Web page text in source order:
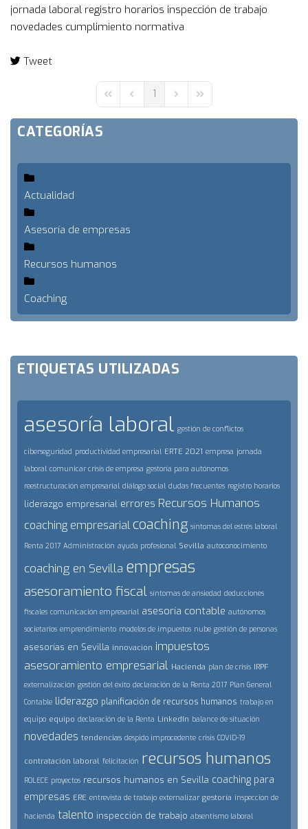
jornada laboral registro horarios inspección de trabajo
novedades cumplimiento normativa
Tweet
First PagePrevious Page
1 Next PageLast Page
CATEGORÍAS
Actualidad
Asesoría de empresas
Recursos humanos
Coaching
ETIQUETAS UTILIZADAS
asesoría laboral gestión de conflictos
ciberseguridad productividad empresarial ERTE 2021 empresa jornada
laboral comunicar crisis de empresa gestoría para autónomos
reestructuración empresarial diálogo social dudas frecuentes registro horarios
liderazgo empresarial errores Recursos Humanos
coaching empresarialcoaching síntomas del estrés laboral
Renta 2017 Administración ayuda profesional Sevilla autoconocimiento
coaching en Sevilla empresas
asesoramiento fiscal síntomas de ansiedad deducciones
fiscales comunicación empresarial asesoría contable autónomos
societarios emprendimiento modelos de impuestos nube gestión de personas
asesorías en Sevilla innovación impuestos
asesoramiento empresarial Hacienda plan de crisis IRPF
externalización gestión del éxito declaración de la Renta 2017 Plan General
Contable liderazgo planificación de recursos humanos trabajo en
equipo equipo declaración de la Renta LinkedIn balance de situación
novedades tendencias despido improcedente crisis COVID-19
contratación laboral felicitación recursos humanos
ROLECE proyectos recursos humanos en Sevilla coaching para
empresas ERE entrevista de trabajo externalizar gestoría inspeccion de
hacienda talento inspección de trabajo absentismo laboral